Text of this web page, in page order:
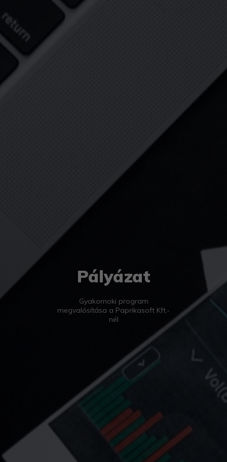
Pályázat
Gyakornoki program
megvalósítása a Paprikasoft Kft.-
nél